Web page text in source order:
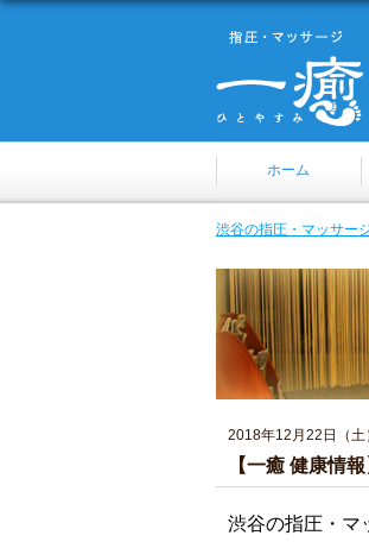
ホーム
渋谷の指圧・マッサー
2018年12月22日（土
【一癒 健康情
渋谷の指圧・マ